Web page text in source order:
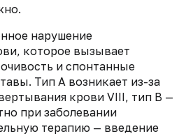
нарушение
которое вызывает
и спонтанные
Тип A возникает из-за
крови VIII, тип B —
при заболевании
терапию — введение